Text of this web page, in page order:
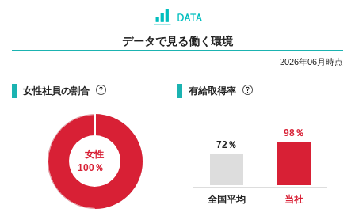
データで見る働く環境
2026年06月時点
女性社員の割合
女性
100％
有給取得率
72 ％
98％
全国平均 当社